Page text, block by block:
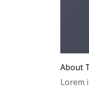
About
Lorem